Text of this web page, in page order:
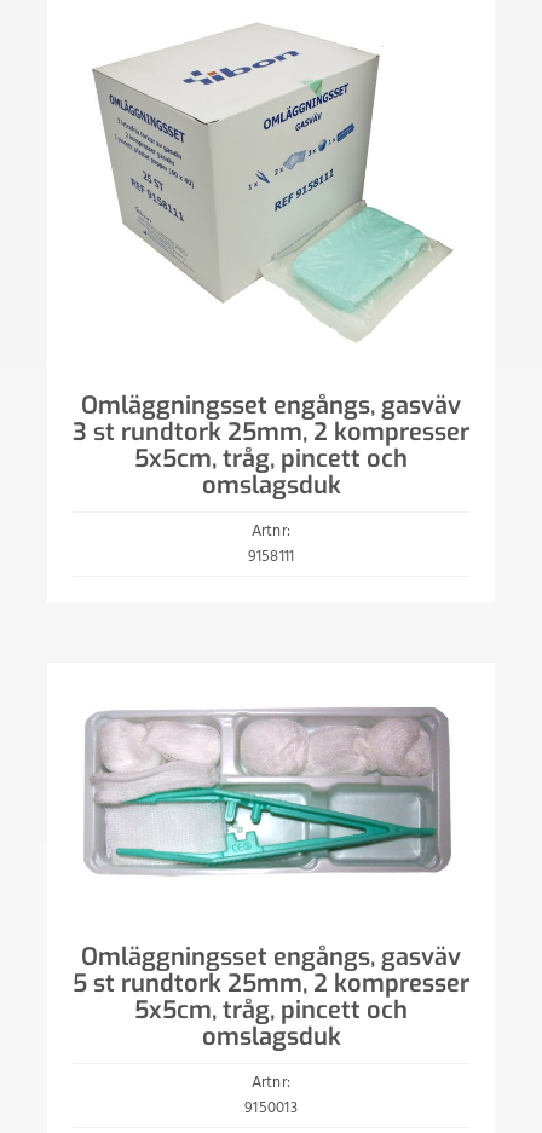
Omläggningsset engångs, gasväv
3 st rundtork 25mm, 2 kompresser
5x5cm, tråg, pincett och
omslagsduk
Artnr:
9158111
Omläggningsset engångs, gasväv
5 st rundtork 25mm, 2 kompresser
5x5cm, tråg, pincett och
omslagsduk
Artnr:
9150013